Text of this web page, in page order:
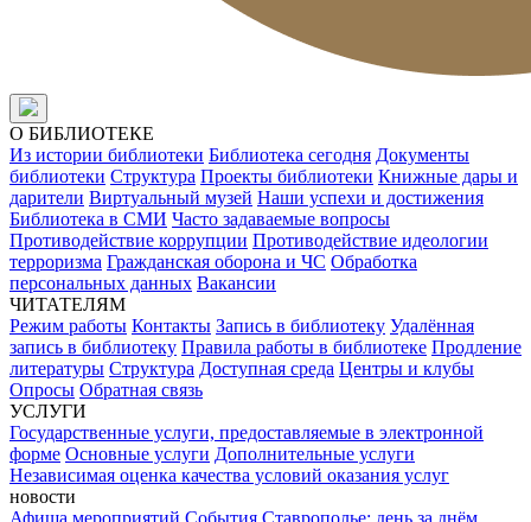
О БИБЛИОТЕКЕ
Из истории библиотеки Библиотека сегодня Документы
библиотеки Структура Проекты библиотеки Книжные дары и
дарители Виртуальный музей Наши успехи и достижения
Библиотека в СМИ Часто задаваемые вопросы
Противодействие коррупции Противодействие идеологии
терроризма Гражданская оборона и ЧС Обработка
персональных данных Вакансии
ЧИТАТЕЛЯМ
Режим работы Контакты Запись в библиотеку Удалённая
запись в библиотеку Правила работы в библиотеке Продление
литературы Структура Доступная среда Центры и клубы
Опросы Обратная связь
УСЛУГИ
Государственные услуги, предоставляемые в электронной
форме Основные услуги Дополнительные услуги
Независимая оценка качества условий оказания услуг
новости
Афиша мероприятий События Ставрополье: день за днём